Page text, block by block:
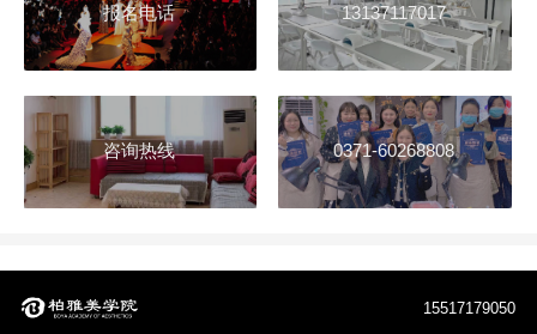
报名电话 13137117017
咨询热线 0371-60268808
15517179050